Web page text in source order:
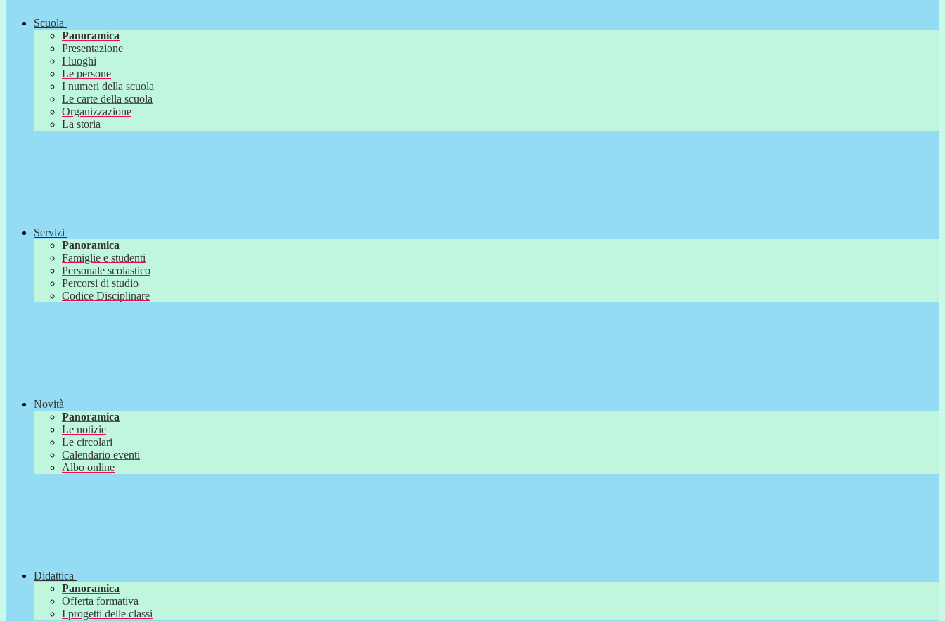
Scuola
Panoramica
Presentazione
I luoghi
Le persone
I numeri della scuola
Le carte della scuola
Organizzazione
La storia
Servizi
Panoramica
Famiglie e studenti
Personale scolastico
Percorsi di studio
Codice Disciplinare
Novità
Panoramica
Le notizie
Le circolari
Calendario eventi
Albo online
Didattica
Panoramica
Offerta formativa
I progetti delle classi